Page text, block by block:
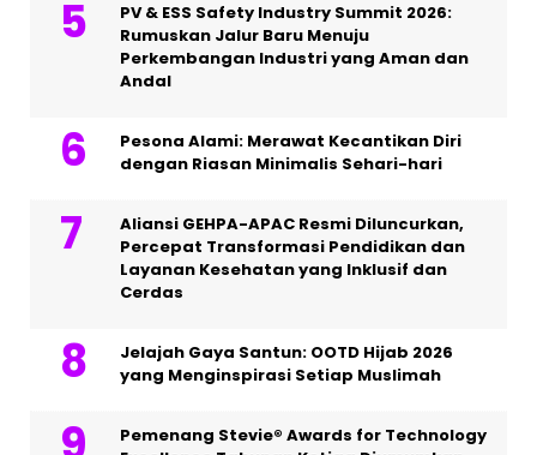
PV & ESS Safety Industry Summit 2026:
Rumuskan Jalur Baru Menuju
Perkembangan Industri yang Aman dan
Andal
Pesona Alami: Merawat Kecantikan Diri
dengan Riasan Minimalis Sehari-hari
Aliansi GEHPA-APAC Resmi Diluncurkan,
Percepat Transformasi Pendidikan dan
Layanan Kesehatan yang Inklusif dan
Cerdas
Jelajah Gaya Santun: OOTD Hijab 2026
yang Menginspirasi Setiap Muslimah
Pemenang Stevie® Awards for Technology